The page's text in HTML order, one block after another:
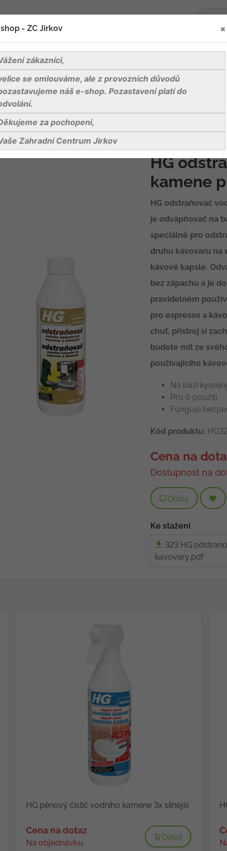
Blog Kontakty
HG odstraňovač vodního kamene pro espresso a
HG
a kávovary
HG
kamene
HG odstraňovač
je odvápňovač na
speciálně pro
druhu kávovaru na
kávové kapsle.
bez zápachu a je
pravidelném
pro espresso a
chuť, přístroj si
budete mít ze
používajícího
Na bázi
Pro 6 použití
Funguje
Kód produktu:
Cena na
Dostupnost na
Dotaz
Ke stažení
323 HG
kavovary.pdf
HG pěnový čistič vodního kamene 3x silnější
Cena na dotaz
Na objednávku
Detail
- ZC Jirkov ×
zákazníci,
se omlouváme, ale z provozních důvodů
náš e-shop. Pozastavení platí do
za pochopení,
Zahradní Centrum Jirkov